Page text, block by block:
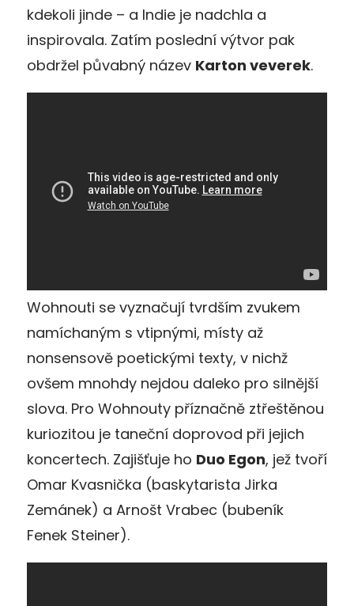
kdekoli jinde – a Indie je nadchla a
inspirovala. Zatím poslední výtvor pak
obdržel půvabný název Karton veverek.
Wohnouti se vyznačují tvrdším zvukem
namíchaným s vtipnými, místy až
nonsensově poetickými texty, v nichž
ovšem mnohdy nejdou daleko pro silnější
slova. Pro Wohnouty příznačně ztřeštěnou
kuriozitou je taneční doprovod při jejich
koncertech. Zajišťuje ho Duo Egon, jež tvoří
Omar Kvasnička (baskytarista Jirka
Zemánek) a Arnošt Vrabec (bubeník
Fenek Steiner).